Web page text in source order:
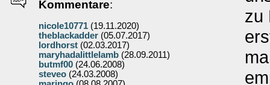
Kommentare:
nicole10771 (19.11.2020)
theblackadder (05.07.2017)
lordhorst (02.03.2017)
maryhadalittlelamb (28.09.2011)
butmf00 (24.06.2008)
steveo (24.03.2008)
zu